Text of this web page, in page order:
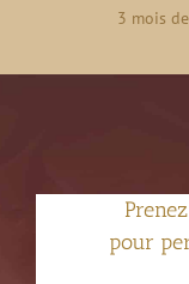
3 mois
pour